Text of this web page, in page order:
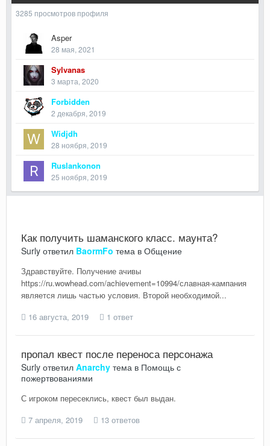
3285 просмотров профиля
Asper
28 мая, 2021
Sylvanas
3 марта, 2020
Forbidden
2 декабря, 2019
Widjdh
28 ноября, 2019
Ruslankonon
25 ноября, 2019
Как получить шаманского класс. маунта?
Surly ответил BaormFo тема в Общение
Здравствуйте. Получение ачивы
https://ru.wowhead.com/achievement=10994/славная-кампания
является лишь частью условия. Второй необходимой...
16 августа, 2019
1 ответ
пропал квест после переноса персонажа
Surly ответил Anarchy тема в Помощь с
пожертвованиями
С игроком пересеклись, квест был выдан.
7 апреля, 2019
13 ответов